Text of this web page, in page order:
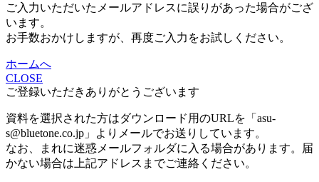
ご入力いただいたメールアドレスに誤りがあった場合がござ
います。
お手数おかけしますが、再度ご入力をお試しください。
ホームへ
CLOSE
ご登録いただきありがとうございます
資料を選択された方はダウンロード用のURLを「asu-
s@bluetone.co.jp」よりメールでお送りしています。
なお、まれに迷惑メールフォルダに入る場合があります。届
かない場合は上記アドレスまでご連絡ください。